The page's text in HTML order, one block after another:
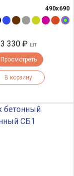
490х690
3 330 ₽ шт
Просмотреть
В корзину